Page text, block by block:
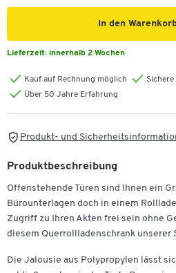
In den
Lieferzeit: innerhalb 2 Wochen
Kauf auf Rechnung möglich
Über 50 Jahre Erfahrung
Produkt- und
Produktbeschreibung
Offenstehende Türen sind Ihnen ein
Bürounterlagen doch in einem
Zugriff zu Ihren Akten frei sein ohne
diesem Querrollladenschrank unserer
Die Jalousie aus Polypropylen lässt